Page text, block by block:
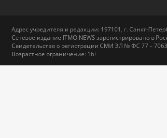
Адрес учредителя и редакции: 197101, г. Санкт-
Сетевое издание ITMO.NEWS зарегистрировано в
Свидетельство о регистрации СМИ ЭЛ № ФС 77 –
Возрастное ограничение: 16+